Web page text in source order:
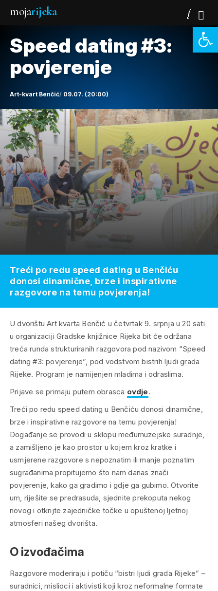
mojarijeka
Speed dating #3:
povjerenje
Art-kvart Benčić 09.07. (20:00)
U dvorištu Art kvarta Benčić u četvrtak 9. srpnja u 20 sati
u organizaciji Gradske knjižnice Rijeka bit će održana
treća runda strukturiranih razgovora pod nazivom “Speed
dating #3: povjerenje”, pod vodstvom bistrih ljudi grada
Rijeke. Program je namijenjen mladima i odraslima.
Prijave se primaju putem obrasca ovdje.
Treći po redu speed dating u Benčiću donosi dinamične,
brze i inspirativne razgovore na temu povjerenja!
Događanje se provodi u sklopu međumuzejske suradnje,
a zamišljeno je kao prostor u kojem kroz kratke i
usmjerene razgovore s nepoznatim ili manje poznatim
sugrađanima propitujemo što nam danas znači
povjerenje, kako ga gradimo i gdje ga gubimo. Otvorite
um, riješite se predrasuda, sjednite prekoputa nekog
novog i otkrijte zajedničke točke u opuštenoj ljetnoj
atmosferi našeg dvorišta.
O izvođačima
Razgovore moderiraju i potiču “bistri ljudi grada Rijeke” –
suradnici, mislioci i aktivisti koji kroz neformalne formate
Treći po redu speed dating u Benčiću
donosi dinamične, brze i inspirativne
razgovore na temu povjerenja!